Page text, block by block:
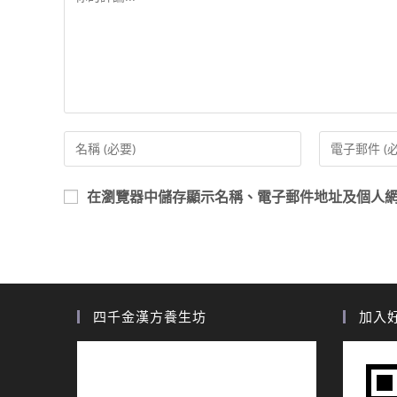
在瀏覽器中儲存顯示名稱、電子郵件地址及個人
四千金漢方養生坊 加入